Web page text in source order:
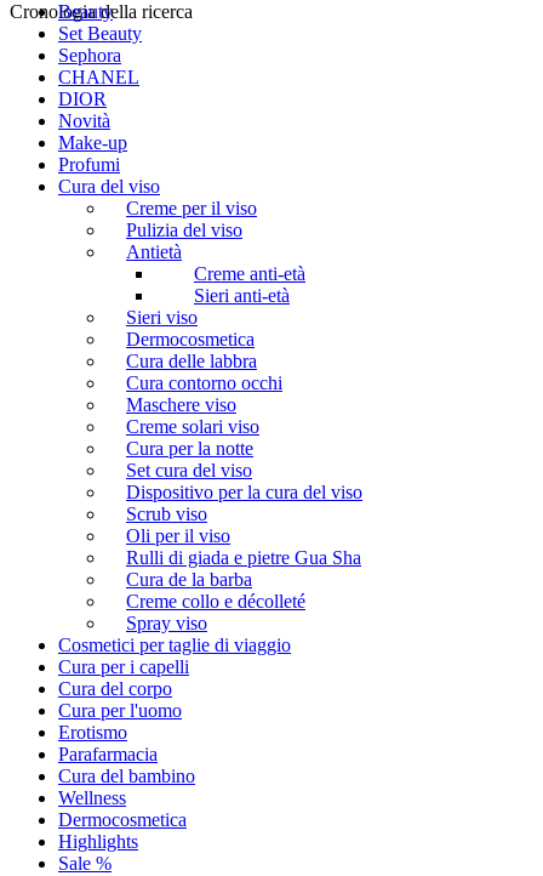
Cronologia della ricerca
Beauty
Set Beauty
Sephora
CHANEL
DIOR
Novità
Make-up
Profumi
Cura del viso
Creme per il viso
Pulizia del viso
Antietà
Creme anti-età
Sieri anti-età
Sieri viso
Dermocosmetica
Cura delle labbra
Cura contorno occhi
Maschere viso
Creme solari viso
Cura per la notte
Set cura del viso
Dispositivo per la cura del viso
Scrub viso
Oli per il viso
Rulli di giada e pietre Gua Sha
Cura de la barba
Creme collo e décolleté
Spray viso
Cosmetici per taglie di viaggio
Cura per i capelli
Cura del corpo
Cura per l'uomo
Erotismo
Parafarmacia
Cura del bambino
Wellness
Dermocosmetica
Highlights
Sale %